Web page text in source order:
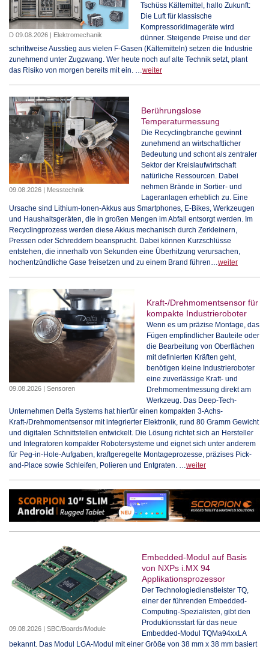
D 09.08.2026 | Elektromechanik
Tschüss Kältemittel, hallo Zukunft:
Die Luft für klassische
Kompressorklimageräte wird
dünner. Steigende Preise und der
schrittweise Ausstieg aus vielen F-Gasen (Kältemitteln) setzen die Industrie
zunehmend unter Zugzwang. Wer heute noch auf alte Technik setzt, plant
das Risiko von morgen bereits mit ein. …weiter
09.08.2026 | Messtechnik
Berührungslose
Temperaturmessung
Die Recyclingbranche gewinnt
zunehmend an wirtschaftlicher
Bedeutung und schont als zentraler
Sektor der Kreislaufwirtschaft
natürliche Ressourcen. Dabei
nehmen Brände in Sortier- und
Lageranlagen erheblich zu. Eine
Ursache sind Lithium-Ionen-Akkus aus Smartphones, E-Bikes, Werkzeugen
und Haushaltsgeräten, die in großen Mengen im Abfall entsorgt werden. Im
Recyclingprozess werden diese Akkus mechanisch durch Zerkleinern,
Pressen oder Schreddern beansprucht. Dabei können Kurzschlüsse
entstehen, die innerhalb von Sekunden eine Überhitzung verursachen,
hochentzündliche Gase freisetzen und zu einem Brand führen…weiter
09.08.2026 | Sensoren
Kraft-/Drehmomentsensor für
kompakte Industrieroboter
Wenn es um präzise Montage, das
Fügen empfindlicher Bauteile oder
die Bearbeitung von Oberflächen
mit definierten Kräften geht,
benötigen kleine Industrieroboter
eine zuverlässige Kraft- und
Drehmomentmessung direkt am
Werkzeug. Das Deep-Tech-
Unternehmen Delfa Systems hat hierfür einen kompakten 3-Achs-
Kraft-/Drehmomentsensor mit integrierter Elektronik, rund 80 Gramm Gewicht
und digitalen Schnittstellen entwickelt. Die Lösung richtet sich an Hersteller
und Integratoren kompakter Robotersysteme und eignet sich unter anderem
für Peg-in-Hole-Aufgaben, kraftgeregelte Montageprozesse, präzises Pick-
and-Place sowie Schleifen, Polieren und Entgraten. …weiter
09.08.2026 | SBC/Boards/Module
Embedded-Modul auf Basis
von NXPs i.MX 94
Applikationsprozessor
Der Technologiedienstleister TQ,
einer der führenden Embedded-
Computing-Spezialisten, gibt den
Produktionsstart für das neue
Embedded-Modul TQMa94xxLA
bekannt. Das Modul LGA-Modul mit einer Größe von 38 mm x 38 mm basiert